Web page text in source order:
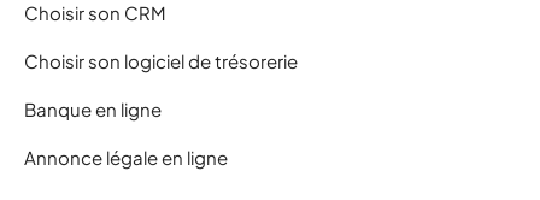
Choisir son CRM
Choisir son logiciel de trésorerie
Banque en ligne
Annonce légale en ligne